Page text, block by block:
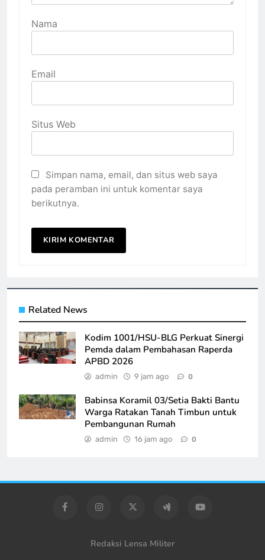
Nama
Email
Situs Web
Simpan nama, email, dan situs web saya
pada peramban ini untuk komentar saya
berikutnya.
Related News
Kodim 1001/HSU-BLG Perkuat Sinergi
Pemda dalam Pembahasan Raperda
APBD 2026
admin 9 jam ago 0
Babinsa Koramil 03/Setia Bakti Bantu
Warga Ratakan Tanah Timbun untuk
Pembangunan Rumah
admin 16 jam ago 0
Redaksi Lensa Militer